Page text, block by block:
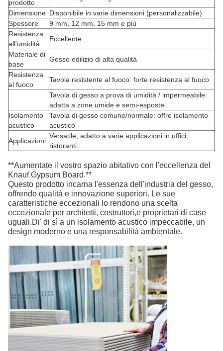
prodotto
Dimensione Disponibile in varie dimensioni (personalizzabile)
Spessore
9 mm, 12 mm, 15 mm e più
Resistenza
all'umidità
Eccellente.
Materiale di
base
Gesso edilizio di alta qualità
Resistenza
al fuoco
Tavola resistente al fuoco: forte resistenza al fuoco
Tavola di gesso a prova di umidità / impermeabile:
adatta a zone umide e semi-esposte
Isolamento
acustico
Tavola di gesso comune/normale: offre isolamento
acustico
Applicazioni
Versatile; adatto a varie applicazioni in uffici,
ristoranti...
**Aumentate il vostro spazio abitativo con l'eccellenza del
Knauf Gypsum Board.**
Questo prodotto incarna l'essenza dell'industria del gesso,
offrendo qualità e innovazione superiori. Le sue
caratteristiche eccezionali lo rendono una scelta
eccezionale per architetti, costruttori,e proprietari di case
uguali.Di' di sì a un isolamento acustico impeccabile, un
design moderno e una responsabilità ambientale.